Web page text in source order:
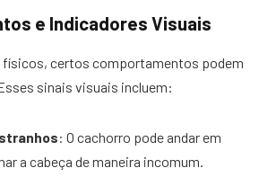
e Indicadores Visuais
físicos, certos comportamentos podem
sinais visuais incluem:
: O cachorro pode andar em
a cabeça de maneira incomum.